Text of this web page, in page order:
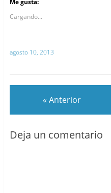
Me gusta:
Cargando...
agosto 10, 2013
« Anterior
Deja un comentario